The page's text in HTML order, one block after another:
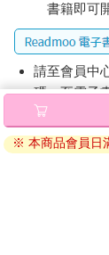
書籍即可
請至會員中
碼』至電子
退換貨須知：
因版權保護
※ 本商品會員日